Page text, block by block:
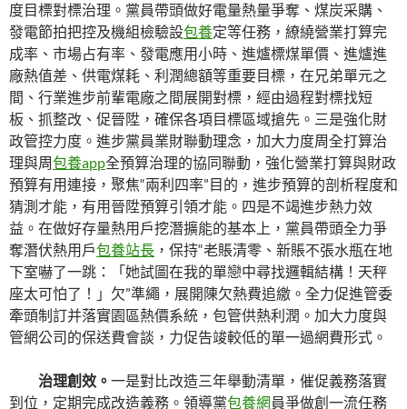
度目標對標治理。黨員帶頭做好電量熱量爭奪、煤炭采購、
發電節拍把控及機組檢驗設包養定等任務，繚繞營業打算完
成率、市場占有率、發電應用小時、進爐標煤單價、進爐進
廠熱值差、供電煤耗、利潤總額等重要目標，在兄弟單元之
間、行業進步前輩電廠之間展開對標，經由過程對標找短
板、抓整改、促晉陞，確保各項目標區域搶先。三是強化財
政管控力度。進步黨員業財聯動理念，加大力度周全打算治
理與周包養app全預算治理的協同聯動，強化營業打算與財政
預算有用連接，聚焦“兩利四率”目的，進步預算的剖析程度和
猜測才能，有用晉陞預算引領才能。四是不竭進步熱力效
益。在做好存量熱用戶挖潛擴能的基本上，黨員帶頭全力爭
奪潛伏熱用戶包養站長 ，保持“老賬清零、新賬不張水瓶在地
下室嚇了一跳：「她試圖在我的單戀中尋找邏輯結構！天秤
座太可怕了！」欠”準繩，展開陳欠熱費追繳。全力促進管委
牽頭制訂并落實園區熱價系統，包管供熱利潤。加大力度與
管網公司的保送費會談，力促告竣較低的單一過網費形式。
治理創效。 一是對比改造三年舉動清單，催促義務落實
到位，定期完成改造義務。領導黨包養網員爭做創一流任務